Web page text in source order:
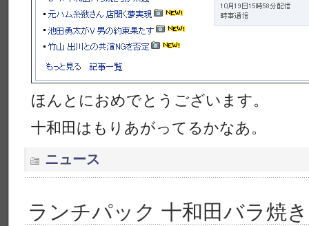
ほんとにおめでとうございます。
十和田はもりあがってるかなあ。
ニュース
ランチパック 十和田バラ焼